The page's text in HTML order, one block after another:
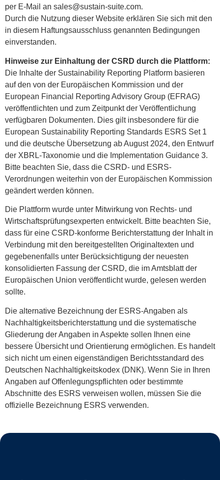
per E-Mail an sales@sustain-suite.com.
Durch die Nutzung dieser Website erklären Sie sich mit den
in diesem Haftungsausschluss genannten Bedingungen
einverstanden.
Hinweise zur Einhaltung der CSRD durch die Plattform:
Die Inhalte der Sustainability Reporting Platform basieren
auf den von der Europäischen Kommission und der
European Financial Reporting Advisory Group (EFRAG)
veröffentlichten und zum Zeitpunkt der Veröffentlichung
verfügbaren Dokumenten. Dies gilt insbesondere für die
European Sustainability Reporting Standards ESRS Set 1
und die deutsche Übersetzung ab August 2024, den Entwurf
der XBRL-Taxonomie und die Implementation Guidance 3.
Bitte beachten Sie, dass die CSRD- und ESRS-
Verordnungen weiterhin von der Europäischen Kommission
geändert werden können.
Die Plattform wurde unter Mitwirkung von Rechts- und
Wirtschaftsprüfungsexperten entwickelt. Bitte beachten Sie,
dass für eine CSRD-konforme Berichterstattung der Inhalt in
Verbindung mit den bereitgestellten Originaltexten und
gegebenenfalls unter Berücksichtigung der neuesten
konsolidierten Fassung der CSRD, die im Amtsblatt der
Europäischen Union veröffentlicht wurde, gelesen werden
sollte.
Die alternative Bezeichnung der ESRS-Angaben als
Nachhaltigkeitsberichterstattung und die systematische
Gliederung der Angaben in Aspekte sollen Ihnen eine
bessere Übersicht und Orientierung ermöglichen. Es handelt
sich nicht um einen eigenständigen Berichtsstandard des
Deutschen Nachhaltigkeitskodex (DNK). Wenn Sie in Ihren
Angaben auf Offenlegungspflichten oder bestimmte
Abschnitte des ESRS verweisen wollen, müssen Sie die
offizielle Bezeichnung ESRS verwenden.